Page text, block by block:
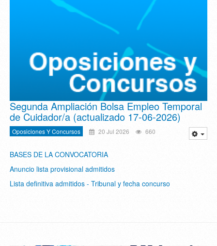
Segunda Ampliación Bolsa Empleo Temporal
de Cuidador/a (actualizado 17-06-2026)
Oposiciones Y Concursos 20 Jul 2026 660
BASES DE LA CONVOCATORIA
Anuncio lista provisional admitidos
Lista definitiva admitidos - Tribunal y fecha concurso